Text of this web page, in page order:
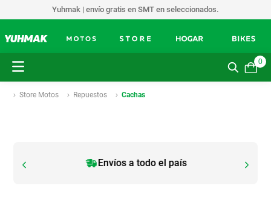
Yuhmak | envío gratis en SMT en seleccionados.
0
Store Motos Repuestos Cachas
Envíos a todo el país